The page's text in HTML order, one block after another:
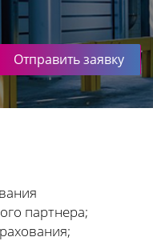
Отправить заявку
партнера;